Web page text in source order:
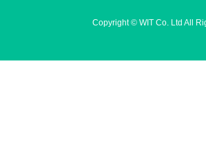
Copyright © WIT Co. Ltd All